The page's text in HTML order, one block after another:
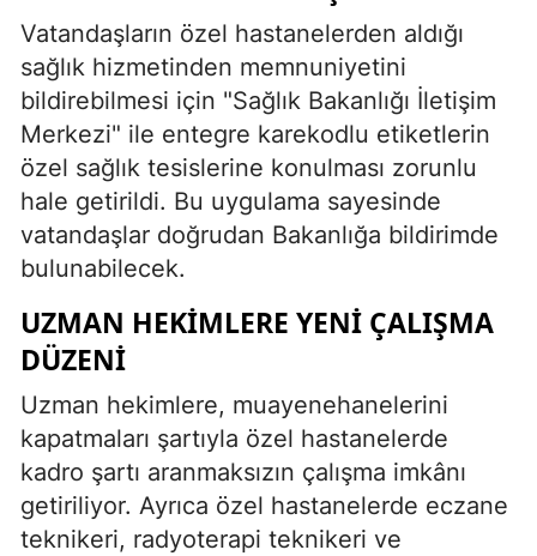
Yozgat
Zonguldak
Aksaray
Bayburt
Karaman
Batman
Bartın
Ardahan
Iğdır
Vatandaşların özel hastanelerden aldığı
sağlık hizmetinden memnuniyetini
bildirebilmesi için "Sağlık Bakanlığı İletişim
Merkezi" ile entegre karekodlu etiketlerin
özel sağlık tesislerine konulması zorunlu
hale getirildi. Bu uygulama sayesinde
vatandaşlar doğrudan Bakanlığa bildirimde
bulunabilecek.
UZMAN HEKIMLERE YENI ÇALIŞMA
DÜZENI
Uzman hekimlere, muayenehanelerini
kapatmaları şartıyla özel hastanelerde
kadro şartı aranmaksızın çalışma imkânı
getiriliyor. Ayrıca özel hastanelerde eczane
teknikeri, radyoterapi teknikeri ve